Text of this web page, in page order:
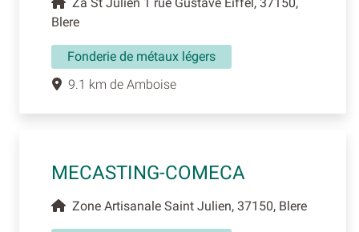
Blere
Fonderie de métaux légers
9.1 km de Amboise
MECASTING-COMECA
Zone Artisanale Saint Julien, 37150, Blere